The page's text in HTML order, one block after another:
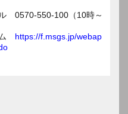
0570-550-100（10時～
ム https://f.msgs.jp/webap